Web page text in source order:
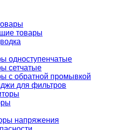
товары
одноступенчатые
сетчатые
с обратной промывкой
для фильтров
напряжения